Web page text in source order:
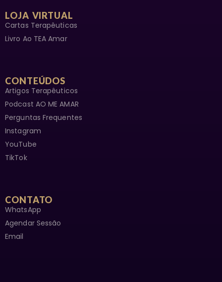
LOJA VIRTUAL
Cartas Terapêuticas
Livro Ao TEA Amar
CONTEÚDOS
Artigos Terapêuticos
Podcast AO ME AMAR
Perguntas Frequentes
Instagram
YouTube
TikTok
CONTATO
WhatsApp
Agendar Sessão
Email